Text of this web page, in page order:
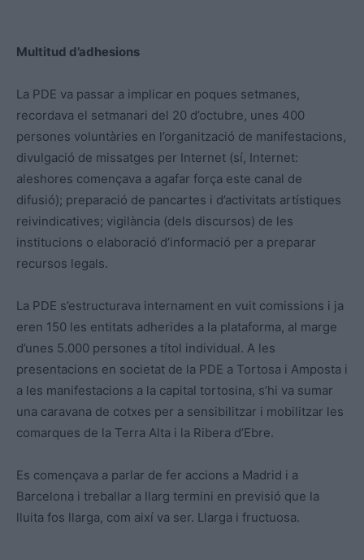
Multitud d’adhesions
La PDE va passar a implicar en poques setmanes,
recordava el setmanari del 20 d’octubre, unes 400
persones voluntàries en l’organització de manifestacions,
divulgació de missatges per Internet (sí, Internet:
aleshores començava a agafar força este canal de
difusió); preparació de pancartes i d’activitats artístiques
reivindicatives; vigilància (dels discursos) de les
institucions o elaboració d’informació per a preparar
recursos legals.
La PDE s’estructurava internament en vuit comissions i ja
eren 150 les entitats adherides a la plataforma, al marge
d’unes 5.000 persones a títol individual. A les
presentacions en societat de la PDE a Tortosa i Amposta i
a les manifestacions a la capital tortosina, s’hi va sumar
una caravana de cotxes per a sensibilitzar i mobilitzar les
comarques de la Terra Alta i la Ribera d’Ebre.
Es començava a parlar de fer accions a Madrid i a
Barcelona i treballar a llarg termini en previsió que la
lluita fos llarga, com així va ser. Llarga i fructuosa.